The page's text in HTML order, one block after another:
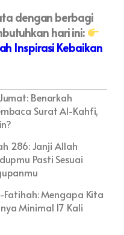
dengan berbagi
hari ini:
Inspirasi Kebaikan
Benarkah
Surat Al-Kahfi,
286: Janji Allah
Pasti Sesuai
Fatihah: Mengapa Kita
Minimal 17 Kali